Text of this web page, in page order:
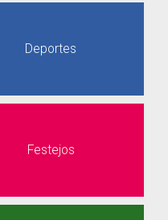
Deportes
Festejos